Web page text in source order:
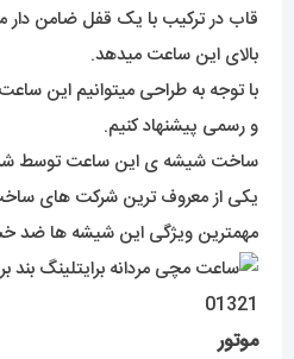
قاب در ترکیب با یک قفل ضامن دار
بالای این ساعت میدهد.
با توجه به طراحی میتوانیم این
و رسمی پیشنهاد کنیم.
ساخت شیشه ی این ساعت توسط
یکی از معروف ترین شرکت های
مهمترین ویژگی این شیشه ها
موتور